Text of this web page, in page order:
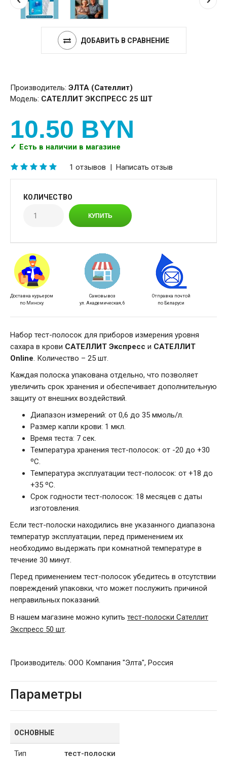
ДОБАВИТЬ В СРАВНЕНИЕ
Производитель: ЭЛТА (Сателлит)
Модель: САТЕЛЛИТ ЭКСПРЕСС 25 ШТ
10.50 BYN
Есть в наличии в магазине
1 отзывов | Написать отзыв
КОЛИЧЕСТВО
Доставка курьером
по Минску
Самовывоз
ул. Академическая, 6
Отправка почтой
по Беларуси
Набор тест-полосок для приборов измерения уровня
сахара в крови САТЕЛЛИТ Экспресс и САТЕЛЛИТ
Online . Количество – 25 шт.
Каждая полоска упакована отдельно, что позволяет
увеличить срок хранения и обеспечивает дополнительную
защиту от внешних воздействий.
Диапазон измерений: от 0,6 до 35 ммоль/л.
Размер капли крови: 1 мкл.
Время теста: 7 сек.
Температура хранения тест-полосок: от -20 до +30
ºС.
Температура эксплуатации тест-полосок: от +18 до
+35 ºС.
Срок годности тест-полосок: 18 месяцев с даты
изготовления.
Если тест-полоски находились вне указанного диапазона
температур эксплуатации, перед применением их
необходимо выдержать при комнатной температуре в
течение 30 минут.
Перед применением тест-полосок убедитесь в отсутствии
повреждений упаковки, что может послужить причиной
неправильных показаний.
В нашем магазине можно купить тест-полоски Сателлит
Экспресс 50 шт
Производитель: ООО Компания "Элта", Россия
Параметры
ОСНОВНЫЕ
Тип тест-полоски